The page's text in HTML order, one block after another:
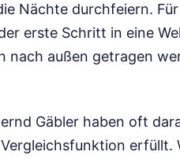
Nächte durchfeiern.
erste Schritt in eine
außen getragen
Gäbler haben oft
erfüllt.